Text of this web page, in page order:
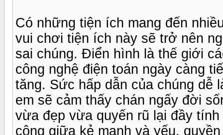
Có những tiện ích mang đến
vui chơi tiện ích này sẽ trở nên
sai chúng. Điển hình là thế giới
công nghệ điện toán ngày càng
tăng. Sức hấp dẫn của chúng dễ
em sẽ cảm thấy chán ngấy đời
vừa đẹp vừa quyến rũ lại đầy
công giữa kẻ mạnh và yếu,